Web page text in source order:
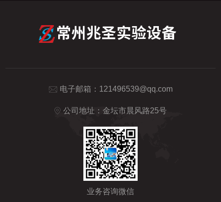
电子邮箱： 121496539@qq.com
公司地址：金坛市晨风路25号
业务咨询微信